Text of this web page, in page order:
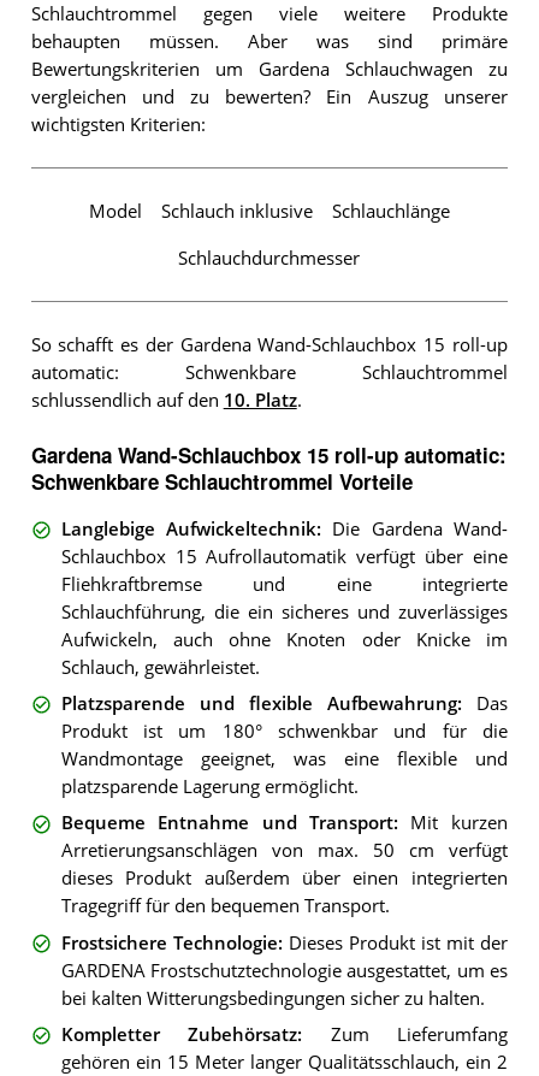
Schlauchtrommel gegen viele weitere Produkte
behaupten müssen. Aber was sind primäre
Bewertungskriterien um Gardena Schlauchwagen zu
vergleichen und zu bewerten? Ein Auszug unserer
wichtigsten Kriterien:
Model Schlauch inklusive Schlauchlänge
Schlauchdurchmesser
So schafft es der Gardena Wand-Schlauchbox 15 roll-up
automatic: Schwenkbare Schlauchtrommel
schlussendlich auf den 10. Platz.
Gardena Wand-Schlauchbox 15 roll-up automatic:
Schwenkbare Schlauchtrommel Vorteile
Langlebige Aufwickeltechnik: Die Gardena Wand-
Schlauchbox 15 Aufrollautomatik verfügt über eine
Fliehkraftbremse und eine integrierte
Schlauchführung, die ein sicheres und zuverlässiges
Aufwickeln, auch ohne Knoten oder Knicke im
Schlauch, gewährleistet.
Platzsparende und flexible Aufbewahrung: Das
Produkt ist um 180° schwenkbar und für die
Wandmontage geeignet, was eine flexible und
platzsparende Lagerung ermöglicht.
Bequeme Entnahme und Transport: Mit kurzen
Arretierungsanschlägen von max. 50 cm verfügt
dieses Produkt außerdem über einen integrierten
Tragegriff für den bequemen Transport.
Frostsichere Technologie: Dieses Produkt ist mit der
GARDENA Frostschutztechnologie ausgestattet, um es
bei kalten Witterungsbedingungen sicher zu halten.
Kompletter Zubehörsatz: Zum Lieferumfang
gehören ein 15 Meter langer Qualitätsschlauch, ein 2